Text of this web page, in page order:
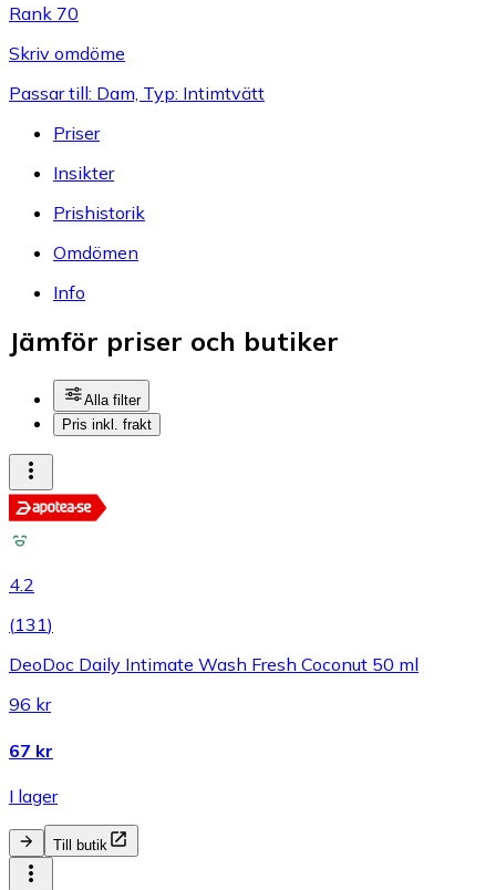
Rank 70
Skriv omdöme
Passar till: Dam, Typ: Intimtvätt
Priser
Insikter
Prishistorik
Omdömen
Info
Jämför priser och butiker
Alla filter
Pris inkl. frakt
4.2
(131)
DeoDoc Daily Intimate Wash Fresh Coconut 50 ml
96 kr
67 kr
I lager
Till butik